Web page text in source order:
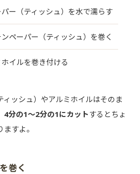
ー（ティッシュ）を水で濡らす
ペーパー（ティッシュ）を巻く
ホイルを巻き付ける
ィッシュ）やアルミホイルはそのま
4分の1～2分の1にカット するとちょ
すよ。
巻く